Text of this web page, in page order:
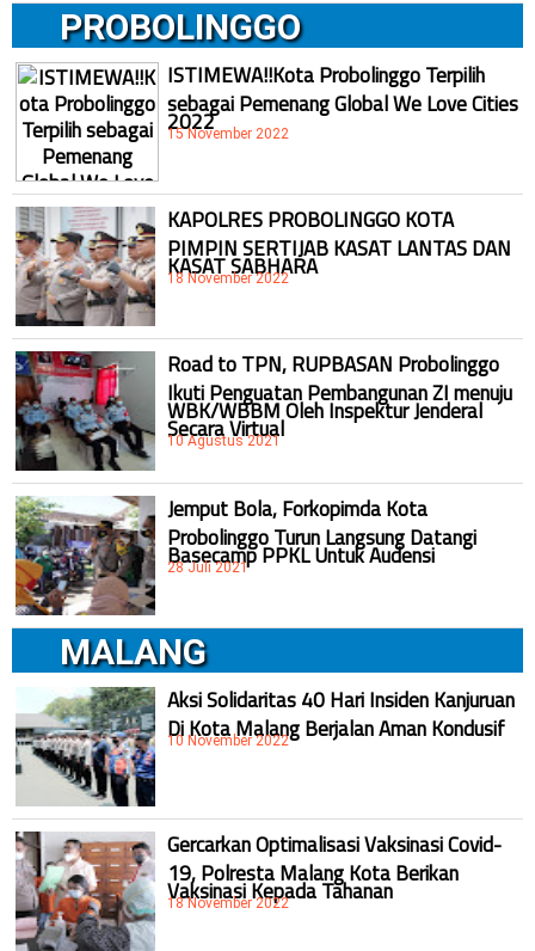
PROBOLINGGO
ISTIMEWA!!Kota Probolinggo Terpilih
sebagai Pemenang Global We Love Cities
2022
15 November 2022
KAPOLRES PROBOLINGGO KOTA
PIMPIN SERTIJAB KASAT LANTAS DAN
KASAT SABHARA
18 November 2022
Road to TPN, RUPBASAN Probolinggo
Ikuti Penguatan Pembangunan ZI menuju
WBK/WBBM Oleh Inspektur Jenderal
Secara Virtual
10 Agustus 2021
Jemput Bola, Forkopimda Kota
Probolinggo Turun Langsung Datangi
Basecamp PPKL Untuk Audensi
28 Juli 2021
MALANG
Aksi Solidaritas 40 Hari Insiden Kanjuruan
Di Kota Malang Berjalan Aman Kondusif
10 November 2022
Gercarkan Optimalisasi Vaksinasi Covid-
19, Polresta Malang Kota Berikan
Vaksinasi Kepada Tahanan
18 November 2022